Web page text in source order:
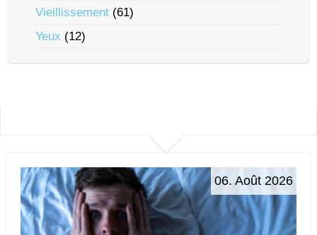
Vieillissement (61)
Yeux (12)
06. Août 2026